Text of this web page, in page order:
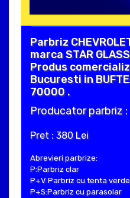
Parbriz
marca STAR
Produs
Bucuresti in
70000 .
Producator parbriz :
Pret : 380 Lei
Abrevieri parbrize:
P:Parbriz clar
P+V:Parbriz cu tenta verde
P+S:Parbriz cu parasolar